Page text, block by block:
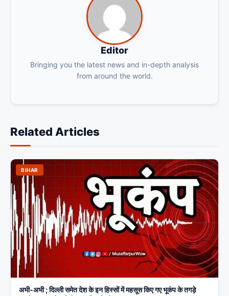
Editor
Bringing you the latest news and in-depth analysis
from around the world.
Related Articles
BIHAR
अभी-अभी ; दिल्ली समेत देश के इन हिस्सों में महसूस किए गए भूकंप के तगड़े